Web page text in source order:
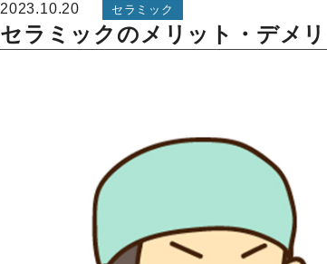
2023.10.20 セラミック
セラミックのメリット・デメ